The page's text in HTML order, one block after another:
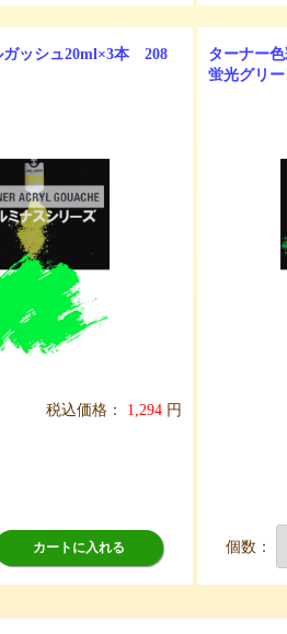
ッシュ20ml×3本 208
税込価格： 1,294 円
カートに入れる
ターナー
蛍光グリ
個数：